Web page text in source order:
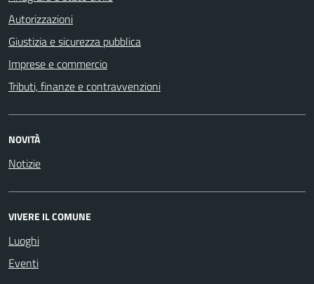
Autorizzazioni
Giustizia e sicurezza pubblica
Imprese e commercio
Tributi, finanze e contravvenzioni
NOVITÀ
Notizie
VIVERE IL COMUNE
Luoghi
Eventi